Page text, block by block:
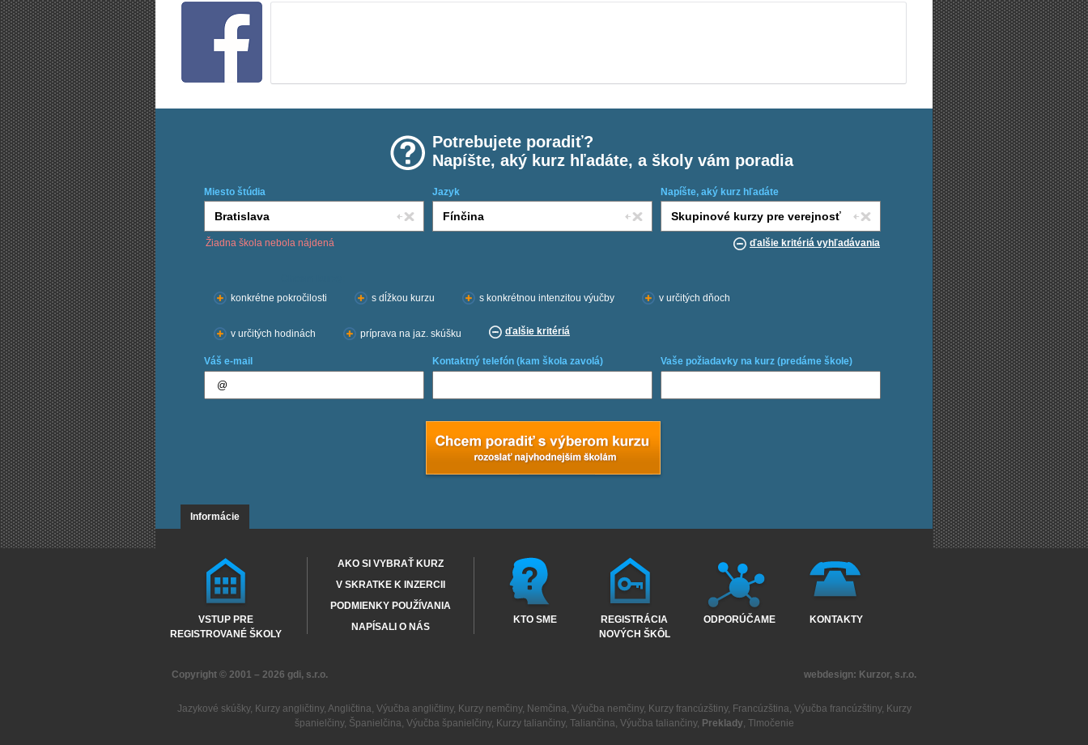
Potrebujete poradiť?
Napíšte, aký kurz hľadáte, a školy vám poradia
Miesto štúdia Jazyk Napíšte, aký kurz hľadáte
Žiadna škola nebola nájdená ďalšie kritériá vyhľadávania
konkrétne pokročilosti
s dĺžkou kurzu s konkrétnou intenzitou výučby v určitých dňoch
v určitých hodinách príprava na jaz. skúšku ďalšie kritériá
Váš e-mail Kontaktný telefón (kam škola zavolá) Vaše požiadavky na kurz (predáme škole)
Informácie
VSTUP PRE
REGISTROVANÉ ŠKOLY
AKO SI VYBRAŤ KURZ
V SKRATKE K INZERCII
PODMIENKY POUŽÍVANIA
NAPÍSALI O NÁS
KTO SME
REGISTRÁCIA
NOVÝCH ŠKÔL
ODPORÚČAME KONTAKTY
Copyright © 2001 – 2026 gdi, s.r.o. webdesign: Kurzor, s.r.o.
Jazykové skúšky, Kurzy angličtiny, Angličtina, Výučba angličtiny, Kurzy nemčiny, Nemčina, Výučba nemčiny, Kurzy francúzštiny, Francúzština, Výučba francúzštiny, Kurzy
španielčiny, Španielčina, Výučba španielčiny, Kurzy taliančiny, Taliančina, Výučba taliančiny, Preklady, Tlmočenie